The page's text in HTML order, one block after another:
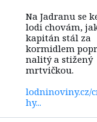
Na Jadranu se
lodi chovám,
kapitán stál za
kormidlem
nalitý a stižený
mrtvičkou.
lodninoviny.cz/
hy...